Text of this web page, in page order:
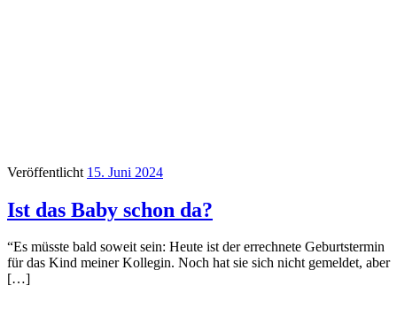
Veröffentlicht 15. Juni 2024
Ist das Baby schon da?
“Es müsste bald soweit sein: Heute ist der errechnete Geburtstermin
für das Kind meiner Kollegin. Noch hat sie sich nicht gemeldet, aber
[…]